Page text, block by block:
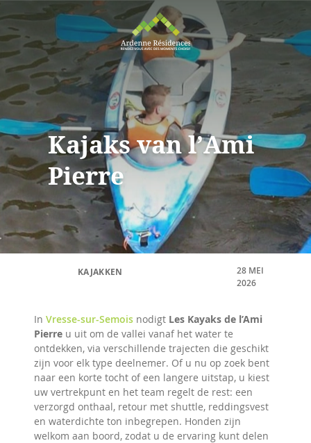
Kajaks van l’Ami
Pierre
KAJAKKEN
28 MEI
2026
In Vresse-sur-Semois nodigt Les Kayaks de l’Ami
Pierre u uit om de vallei vanaf het water te
ontdekken, via verschillende trajecten die geschikt
zijn voor elk type deelnemer. Of u nu op zoek bent
naar een korte tocht of een langere uitstap, u kiest
uw vertrekpunt en het team regelt de rest: een
verzorgd onthaal, retour met shuttle, reddingsvest
en waterdichte ton inbegrepen. Honden zijn
welkom aan boord, zodat u de ervaring kunt delen